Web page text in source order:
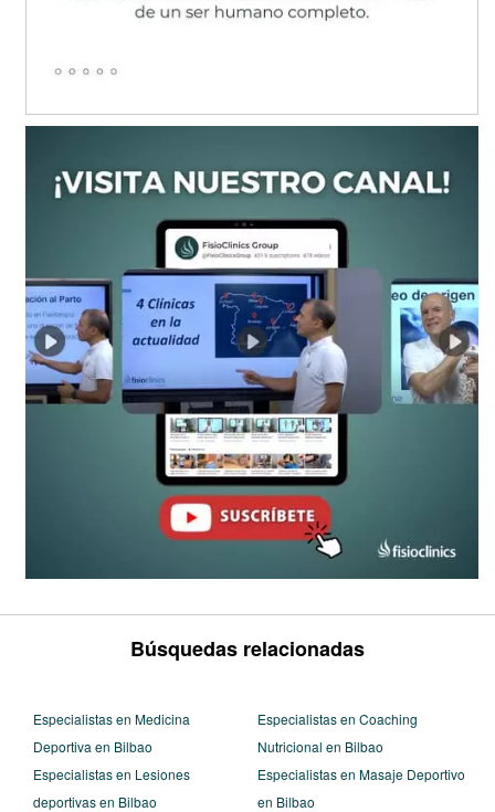
Búsquedas relacionadas
Especialistas en Medicina
Deportiva en Bilbao
Especialistas en Lesiones
deportivas en Bilbao
Especialistas en Coaching
Nutricional en Bilbao
Especialistas en Masaje Deportivo
en Bilbao